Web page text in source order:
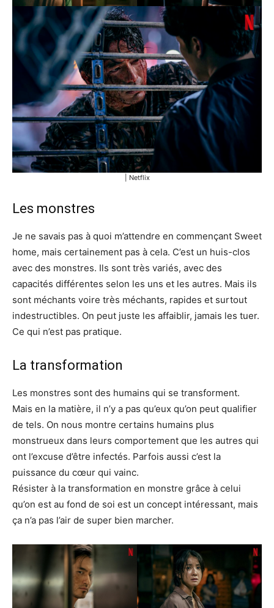
| Netflix
Les monstres
Je ne savais pas à quoi m’attendre en commençant Sweet
home, mais certainement pas à cela. C’est un huis-clos
avec des monstres. Ils sont très variés, avec des
capacités différentes selon les uns et les autres. Mais ils
sont méchants voire très méchants, rapides et surtout
indestructibles. On peut juste les affaiblir, jamais les tuer.
Ce qui n’est pas pratique.
La transformation
Les monstres sont des humains qui se transforment.
Mais en la matière, il n’y a pas qu’eux qu’on peut qualifier
de tels. On nous montre certains humains plus
monstrueux dans leurs comportement que les autres qui
ont l’excuse d’être infectés. Parfois aussi c’est la
puissance du cœur qui vainc.
Résister à la transformation en monstre grâce à celui
qu’on est au fond de soi est un concept intéressant, mais
ça n’a pas l’air de super bien marcher.